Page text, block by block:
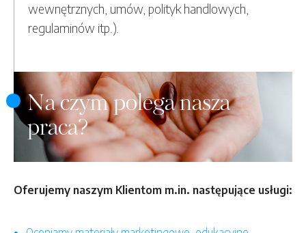
wewnętrznych, umów, polityk handlowych,
regulaminów itp.).
Na czym polega nasza
praca?
Oferujemy naszym Klientom m.in. następujące usługi: